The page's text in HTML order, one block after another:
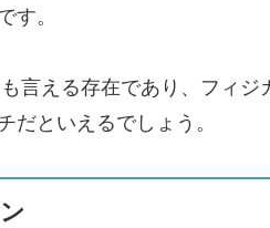
す。
言える存在であり、フィジ
だといえるでしょう。